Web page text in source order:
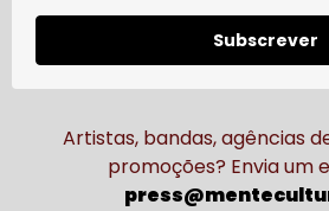
Subscrever
Artistas, bandas, agências
promoções? Envia um